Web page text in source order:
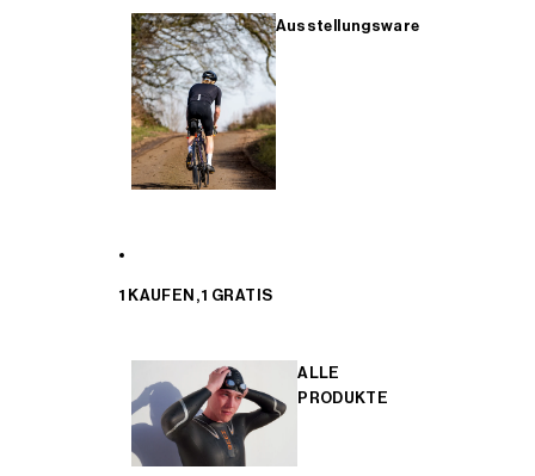
Ausstellungsware
1 KAUFEN, 1 GRATIS
ALLE
PRODUKTE